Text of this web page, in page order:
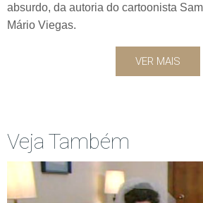
absurdo, da autoria do cartoonista
Mário Viegas.
VER MAIS
Veja Também